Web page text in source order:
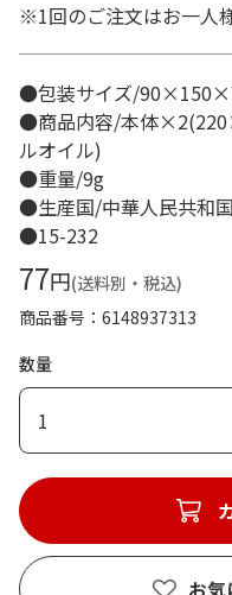
※1回のご注文はお一人
●包装サイズ/
●商品内容/本体
ルオイル)
●重量/9g
●生産国/中華人民共和
●15-232
77円(送料別・税込)
商品番号
6148937313
数量
1
お気